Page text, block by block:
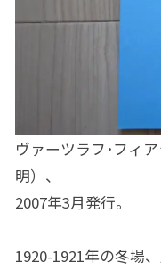
ヴァーツラフ･フィ
明）、
2007年3月発行。
1920-1921年の冬場